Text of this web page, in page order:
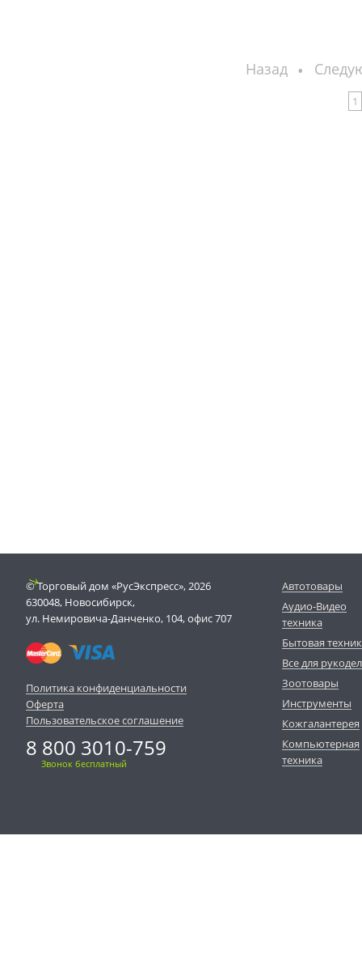
Назад
1
© Торговый дом «РусЭкспресс», 2026
630048, Новосибирск,
ул. Немировича-Данченко, 104, офис 707
Политика конфиденциальности
Оферта
Пользовательское соглашение
8 800 3010-759
Звонок бесплатный
Автотовары
Аудио-Видео
техника
Бытовая
Все для
Зоотовары
Инструменты
Кожгалантерея
Компьютерная
техника